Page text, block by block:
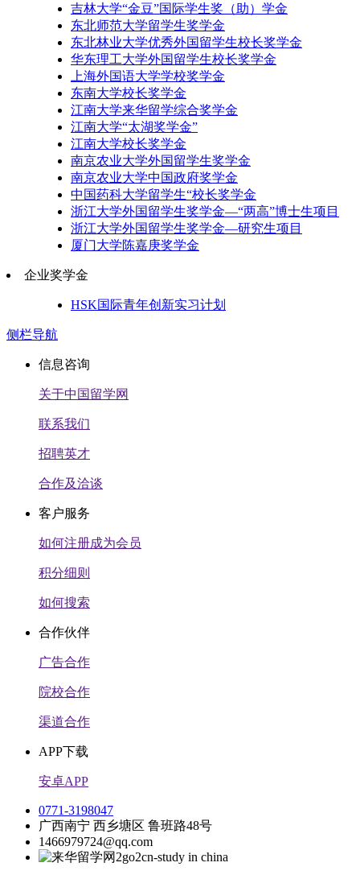
吉林大学“金豆”国际学生奖（助）学金
东北师范大学留学生奖学金
东北林业大学优秀外国留学生校长奖学金
华东理工大学外国留学生校长奖学金
上海外国语大学学校奖学金
东南大学校长奖学金
江南大学来华留学综合奖学金
江南大学“太湖奖学金”
江南大学校长奖学金
南京农业大学外国留学生奖学金
南京农业大学中国政府奖学金
中国药科大学留学生“校长奖学金
浙江大学外国留学生奖学金—“两高”博士生项目
浙江大学外国留学生奖学金—研究生项目
厦门大学陈嘉庚奖学金
企业奖学金
HSK国际青年创新实习计划
侧栏导航
信息咨询
关于中国留学网
联系我们
招聘英才
合作及洽谈
客户服务
如何注册成为会员
积分细则
如何搜索
合作伙伴
广告合作
院校合作
渠道合作
APP下载
安卓APP
0771-3198047
广西南宁 西乡塘区 鲁班路48号
1466979724@qq.com